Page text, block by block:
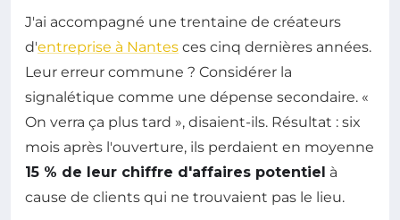
J'ai accompagné une trentaine de créateurs
d'entreprise à Nantes ces cinq dernières années.
Leur erreur commune ? Considérer la
signalétique comme une dépense secondaire. «
On verra ça plus tard », disaient-ils. Résultat : six
mois après l'ouverture, ils perdaient en moyenne
15 % de leur chiffre d'affaires potentiel à
cause de clients qui ne trouvaient pas le lieu.